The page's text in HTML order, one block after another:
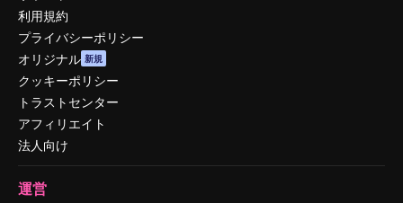
利用規約
プライバシーポリシー
オリジナル 新規
クッキーポリシー
トラストセンター
アフィリエイト
法人向け
運営